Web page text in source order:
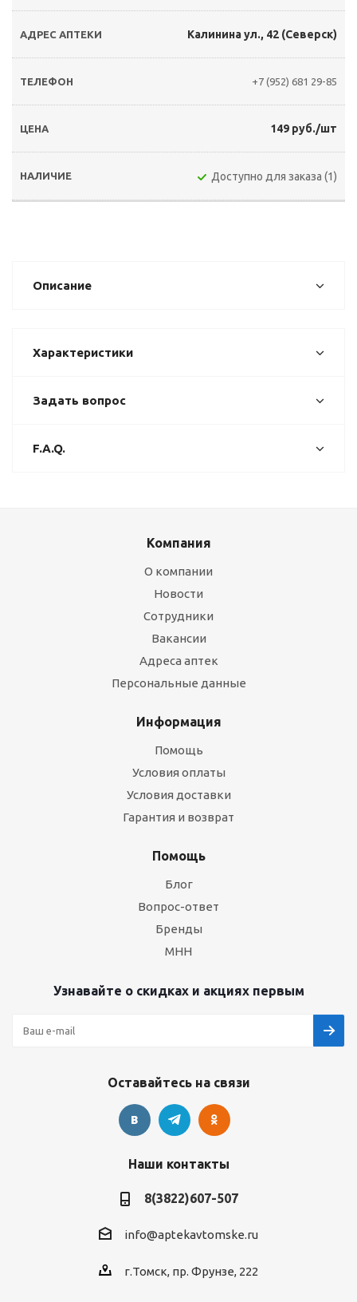
Калинина ул., 42 (Северск)
+7 (952) 681 29-85
149 руб./шт
Доступно для заказа (1)
Описание
Характеристики
Задать вопрос
F.A.Q.
Компания
О компании
Новости
Сотрудники
Вакансии
Адреса аптек
Персональные данные
Информация
Помощь
Условия оплаты
Условия доставки
Гарантия и возврат
Помощь
Блог
Вопрос-ответ
Бренды
МНН
Узнавайте о скидках и акциях первым
Оставайтесь на связи
Наши контакты
8(3822)607-507
info@aptekavtomske.ru
г.Томск, пр. Фрунзе, 222